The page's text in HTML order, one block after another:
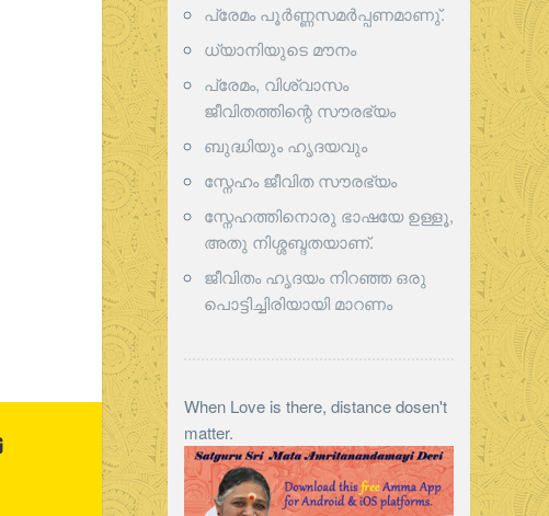
പ്രേമം പൂര്‍ണ്ണസമര്‍പ്പണമാണു്.
ധ്യാനിയുടെ മൗനം
പ്രേമം, വിശ്വാസം
ജീവിതത്തിന്റെ സൗരഭ്യം
ബുദ്ധിയും ഹൃദയവും
സ്നേഹം ജീവിത സൗരഭ്യം
സ്നേഹത്തിനൊരു ഭാഷയേ ഉള്ളൂ,
അതു നിശ്ശബ്ദതയാണ്.
ജീവിതം ഹൃദയം നിറഞ്ഞ ഒരു
പൊട്ടിച്ചിരിയായി മാറണം
When Love is there, distance dosen't
matter.